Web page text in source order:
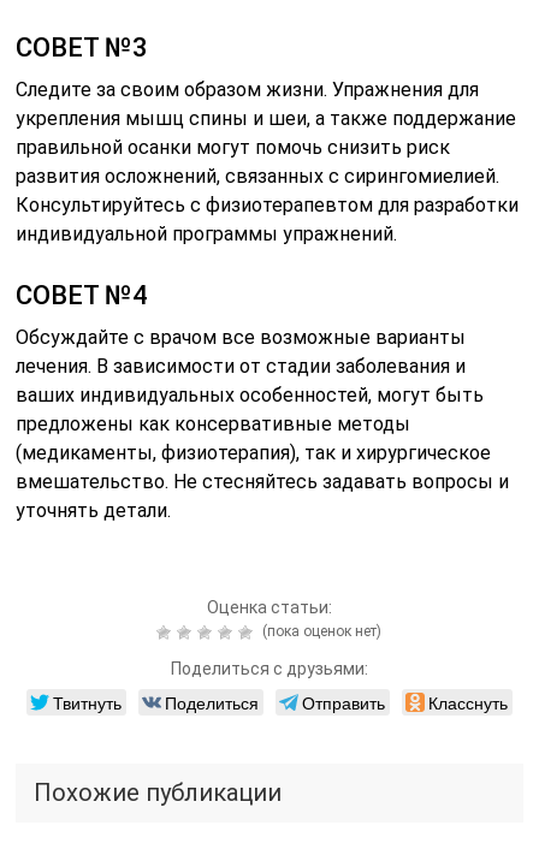
СОВЕТ №3
Следите за своим образом жизни. Упражнения для
укрепления мышц спины и шеи, а также поддержание
правильной осанки могут помочь снизить риск
развития осложнений, связанных с сирингомиелией.
Консультируйтесь с физиотерапевтом для разработки
индивидуальной программы упражнений.
СОВЕТ №4
Обсуждайте с врачом все возможные варианты
лечения. В зависимости от стадии заболевания и
ваших индивидуальных особенностей, могут быть
предложены как консервативные методы
(медикаменты, физиотерапия), так и хирургическое
вмешательство. Не стесняйтесь задавать вопросы и
уточнять детали.
Оценка статьи:
(пока оценок нет)
Поделиться с друзьями:
Твитнуть Поделиться Отправить Класснуть
Похожие публикации